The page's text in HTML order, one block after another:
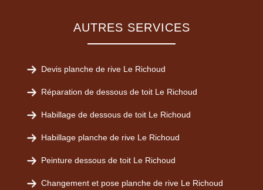
AUTRES SERVICES
Devis planche de rive Le Richoud
Réparation de dessous de toit Le Richoud
Habillage de dessous de toit Le Richoud
Habillage planche de rive Le Richoud
Peinture dessous de toit Le Richoud
Changement et pose planche de rive Le Richoud